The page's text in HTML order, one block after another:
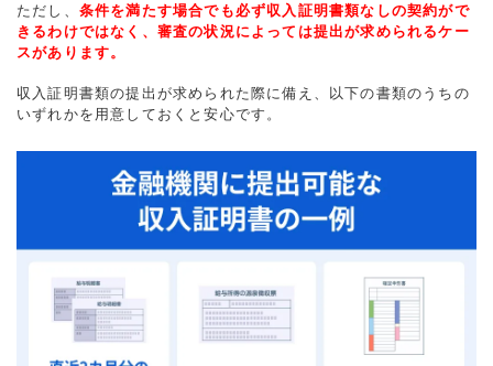
ただし、 条件を満たす場合でも必ず収入証明書類なしの契約がで
きるわけではなく、審査の状況によっては提出が求められるケー
スがあります。
収入証明書類の提出が求められた際に備え、以下の書類のうちの
いずれかを用意しておくと安心です。